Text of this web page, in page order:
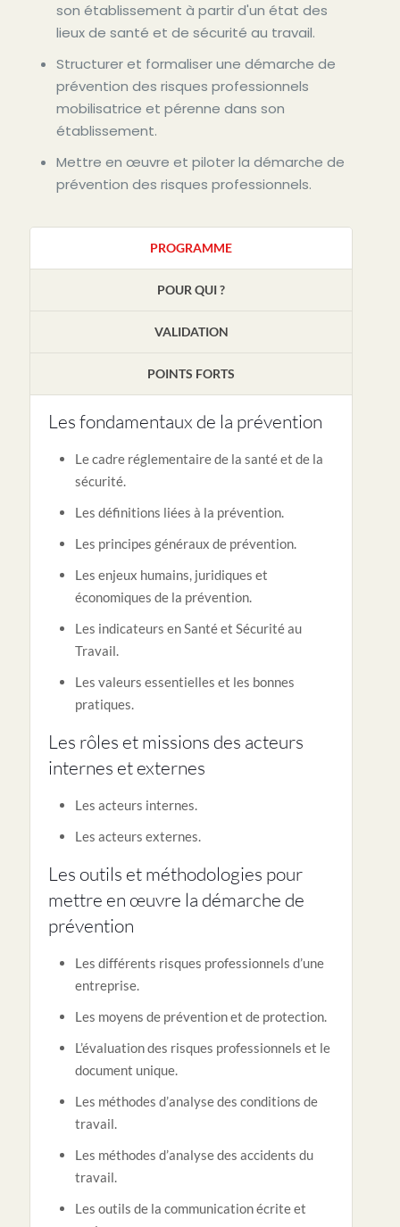
son établissement à partir d'un état des
lieux de santé et de sécurité au travail.
Structurer et formaliser une démarche de
prévention des risques professionnels
mobilisatrice et pérenne dans son
établissement.
Mettre en œuvre et piloter la démarche de
prévention des risques professionnels.
PROGRAMME
POUR QUI ?
VALIDATION
POINTS FORTS
Les fondamentaux de la prévention
Le cadre réglementaire de la santé et de la
sécurité.
Les définitions liées à la prévention.
Les principes généraux de prévention.
Les enjeux humains, juridiques et
économiques de la prévention.
Les indicateurs en Santé et Sécurité au
Travail.
Les valeurs essentielles et les bonnes
pratiques.
Les rôles et missions des acteurs
internes et externes
Les acteurs internes.
Les acteurs externes.
Les outils et méthodologies pour
mettre en œuvre la démarche de
prévention
Les différents risques professionnels d’une
entreprise.
Les moyens de prévention et de protection.
L’évaluation des risques professionnels et le
document unique.
Les méthodes d’analyse des conditions de
travail.
Les méthodes d’analyse des accidents du
travail.
Les outils de la communication écrite et